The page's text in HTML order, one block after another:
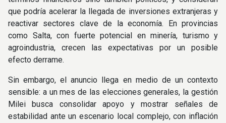
que podría acelerar la llegada de inversiones extranjeras y
reactivar sectores clave de la economía. En provincias
como Salta, con fuerte potencial en minería, turismo y
agroindustria, crecen las expectativas por un posible
efecto derrame.
Sin embargo, el anuncio llega en medio de un contexto
sensible: a un mes de las elecciones generales, la gestión
Milei busca consolidar apoyo y mostrar señales de
estabilidad ante un escenario local complejo, con inflación